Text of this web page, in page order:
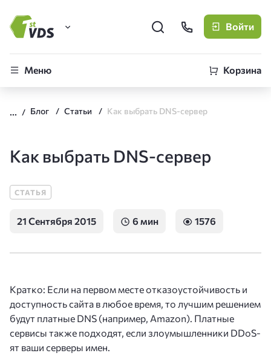
FirstVDS (вы здесь)
CLO
Войти
Меню Корзина
Блог Статьи Как выбрать DNS-сервер
Как выбрать DNS-сервер
СТАТЬЯ
21 Сентября 2015 6 мин 1576
Кратко: Если на первом месте отказоустойчивость и
доступность сайта в любое время, то лучшим решением
будут платные DNS (например, Amazon). Платные
сервисы также подходят, если злоумышленники DDoS-
ят ваши серверы имен.